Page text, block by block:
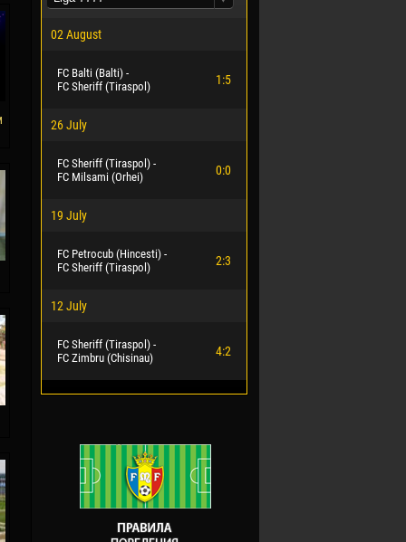
02 August
FC Balti (Balti) -
FC Sheriff (Tiraspol)
1:5
26 July
FC Sheriff (Tiraspol) -
FC Milsami (Orhei)
0:0
19 July
FC Petrocub (Hincesti) -
FC Sheriff (Tiraspol)
2:3
12 July
FC Sheriff (Tiraspol) -
FC Zimbru (Chisinau)
4:2